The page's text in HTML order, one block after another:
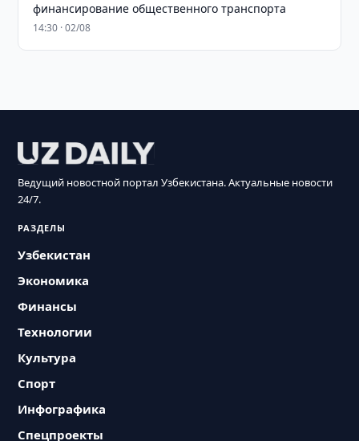
финансирование общественного транспорта
14:30 · 02/08
Ведущий новостной портал Узбекистана. Актуальные новости
24/7.
РАЗДЕЛЫ
Узбекистан
Экономика
Финансы
Технологии
Культура
Спорт
Инфографика
Спецпроекты